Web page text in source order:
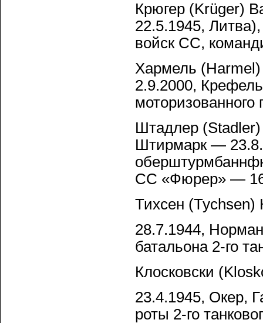
Крюгер (Krüger)
22.5.1945,
войск СС,
Хармель
2.9.2000,
Штадлер
Штирмарк —
СС «Фюрер» —
Тихсен (Tychsen)
28.7.1944,
батальона 2-го
Клосковски
23.4.1945, Окер,
роты 2-го